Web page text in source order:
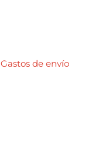
Gastos de envío